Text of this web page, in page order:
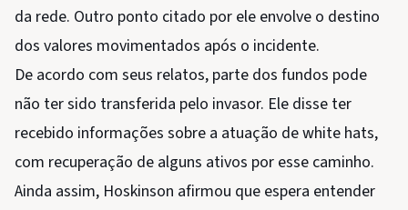
da rede. Outro ponto citado por ele envolve o destino
dos valores movimentados após o incidente.
De acordo com seus relatos, parte dos fundos pode
não ter sido transferida pelo invasor. Ele disse ter
recebido informações sobre a atuação de white hats,
com recuperação de alguns ativos por esse caminho.
Ainda assim, Hoskinson afirmou que espera entender